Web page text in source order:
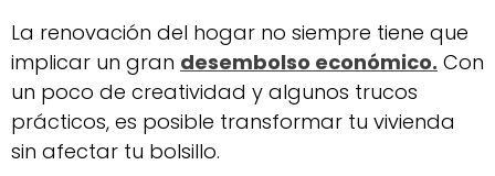
La renovación del hogar no siempre tiene que
implicar un gran desembolso económico. Con
un poco de creatividad y algunos trucos
prácticos, es posible transformar tu vivienda
sin afectar tu bolsillo.